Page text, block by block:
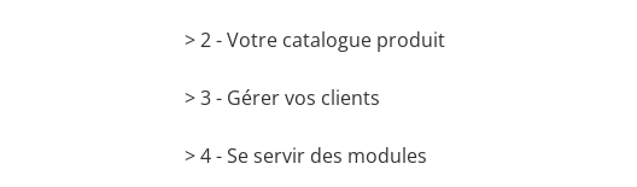
> 2 - Votre catalogue produit
> 3 - Gérer vos clients
> 4 - Se servir des modules